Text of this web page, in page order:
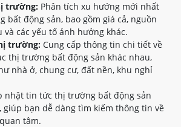
trường: Phân tích xu hướng mới nhất
bất động sản, bao gồm giá cả, nguồn
và các yếu tố ảnh hưởng khác.
trường: Cung cấp thông tin chi tiết về
thị trường bất động sản khác nhau,
nhà ở, chung cư, đất nền, khu nghỉ
nhật tin tức thị trường bất động sản
giúp bạn dễ dàng tìm kiếm thông tin về
tâm.